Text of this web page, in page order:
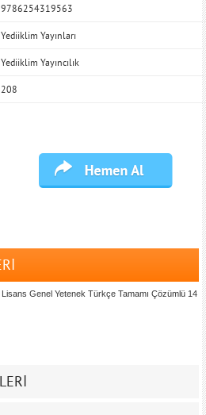
9786254319563
Yediiklim Yayınları
Yediiklim Yayıncılık
208
Genel Yetenek Türkçe Tamamı Çözümlü 14